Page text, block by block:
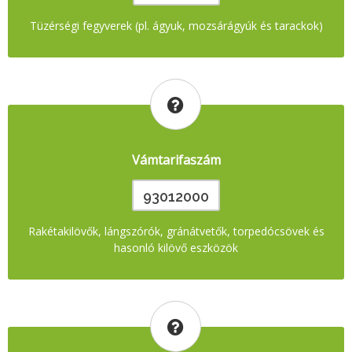
Tüzérségi fegyverek (pl. ágyuk, mozsárágyúk és tarackok)
Vámtarifaszám
93012000
Rakétakilövők, lángszórók, gránátvetők, torpedócsövek és
hasonló kilövő eszközök